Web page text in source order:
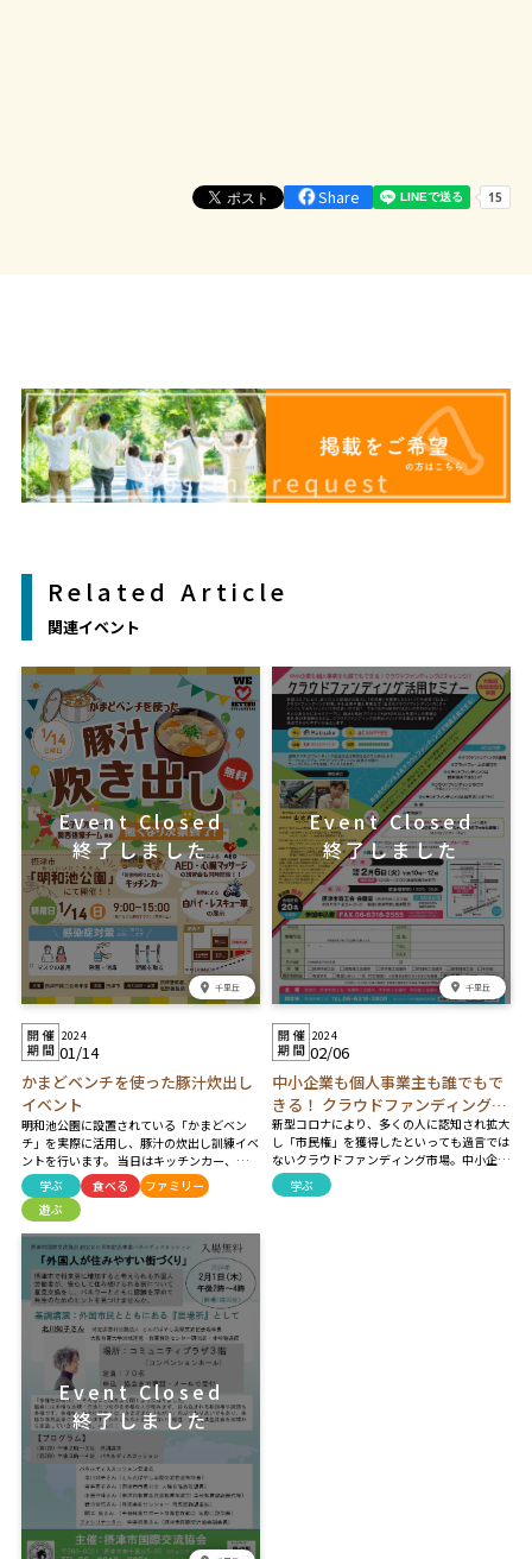
Share
Related Article
関連イベント
千里丘
2024
01/14
かまどベンチを使った豚汁炊出し
イベント
明和池公園に設置されている「かまどベン
チ」を実際に活用し、豚汁の炊出し訓練イベ
ントを行います。 当日はキッチンカー、摂津
市消防本部によるAED・心臓マッサージ講
習、摂津警察による白バイ・レスキュー車の
展示やシオノギレインボーストークス兵庫の
選手による交流イベントを予定！ ※雨天の
場合は中止します※ ※豚汁は用意数がすべ
て提供次第終了とさせて頂きます※
学ぶ 食べる
ファミリー
遊ぶ
千里丘
2024
02/06
中小企業も個人事業主も誰でもで
きる！ クラウドファンディングに
チャレンジ！ 「クラウドファンデ
ィング活用セミナー」
新型コロナにより、多くの人に認知され拡大
し「市民権」を獲得したといっても過言では
ないクラウドファンディング市場。中小企業
や個人事業主で「自分もクラウドファンディ
ングにチャレンジしてみたい！」という方は
学ぶ